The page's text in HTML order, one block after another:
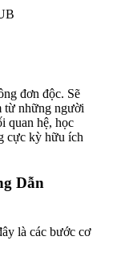
đơn độc. Sẽ
từ những người
quan hệ, học
cực kỳ hữu ích
Dẫn
là các bước cơ